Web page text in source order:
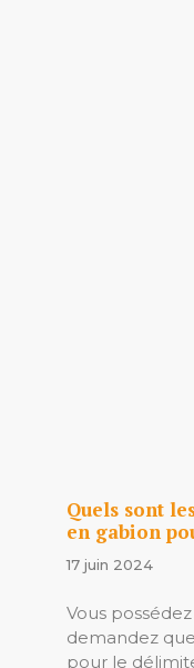
Quels sont
en gabion
17 juin 2024
Vous
demandez
pour le